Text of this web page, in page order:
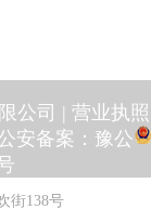
公司 | 营业执照
安备案： 豫公
街138号